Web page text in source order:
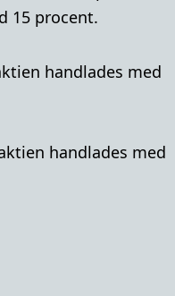
15 procent.
handlades med
handlades med